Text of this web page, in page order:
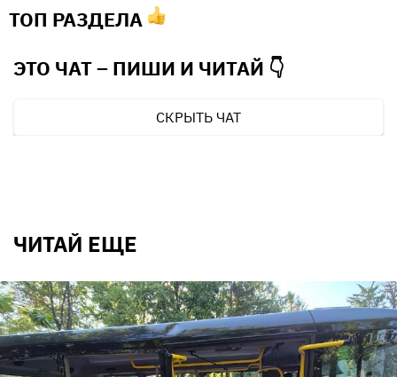
ТОП РАЗДЕЛА
ЭТО ЧАТ – ПИШИ И ЧИТАЙ 👇
СКРЫТЬ ЧАТ
ЧИТАЙ ЕЩЕ